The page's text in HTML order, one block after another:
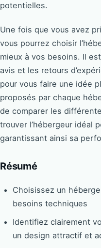
potentielles.
Une fois que vous avez
vous pourrez choisir
mieux à vos besoins. Il
avis et les retours
pour vous faire une idée
proposés par chaque
de comparer les
trouver l’hébergeur idéal
garantissant ainsi sa
Résumé
Choisissez un
besoins techniques
Identifiez clairement
un design attractif et